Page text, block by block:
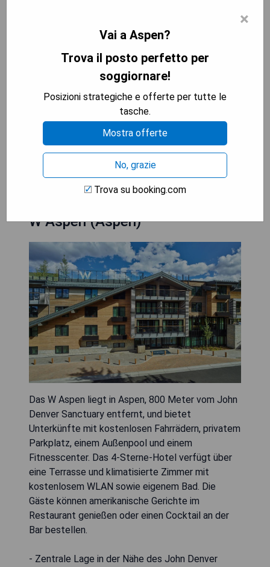
- Ganzjährige Freizeitmöglichkeiten mit Pools und
- Kostenloser Shuttle-Service für bequeme
Diensten
- Familienfreundliche Angebote einschließlich
MOSTRA I PREZZI
W Aspen (Aspen)
Das W Aspen liegt in Aspen, 800 Meter vom John
Denver Sanctuary entfernt, und bietet
Unterkünfte mit kostenlosen Fahrrädern, privatem
Parkplatz, einem Außenpool und einem
Fitnesscenter. Das 4-Sterne-Hotel verfügt über
eine Terrasse und klimatisierte Zimmer mit
kostenlosem WLAN sowie eigenem Bad. Die
Gäste können amerikanische Gerichte im
Restaurant genießen oder einen Cocktail an der
Bar bestellen.
- Zentrale Lage in der Nähe des John Denver
×
Vai a Aspen?
Trova il posto perfetto per
soggiornare!
Posizioni strategiche e offerte per tutte le
tasche.
Mostra offerte
No, grazie
Trova su booking.com